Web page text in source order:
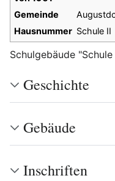
Gemeinde
Hausnummer Schule II
Schulgebäude
Geschichte
Gebäude
Inschriften